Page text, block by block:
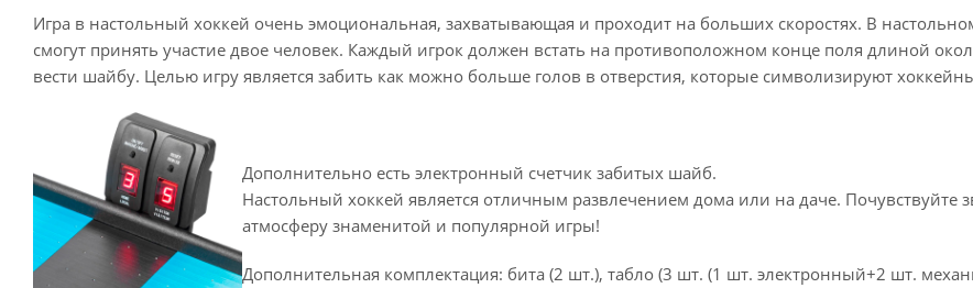
Игра в настольный хоккей очень эмоциональная, захватывающая и проходит на больших скоростях. В
смогут принять участие двое человек. Каждый игрок должен встать на противоположном конце поля длиной
вести шайбу. Целью игру является забить как можно больше голов в отверстия, которые символизируют
Дополнительно есть электронный счетчик забитых шайб.
Настольный хоккей является отличным развлечением дома или на даче. Почувствуйте
атмосферу знаменитой и популярной игры!
Дополнительная комплектация: бита (2 шт.), табло (3 шт. (1 шт. электронный+2 шт.